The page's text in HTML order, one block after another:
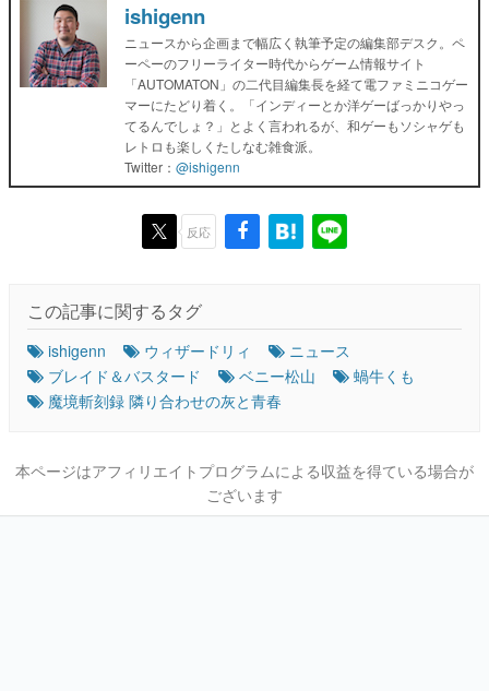
ishigenn
ニュースから企画まで幅広く執筆予定の編集部デスク。ペ
ーペーのフリーライター時代からゲーム情報サイト
「AUTOMATON」の二代目編集長を経て電ファミニコゲー
マーにたどり着く。「インディーとか洋ゲーばっかりやっ
てるんでしょ？」とよく言われるが、和ゲーもソシャゲも
レトロも楽しくたしなむ雑食派。
Twitter： @ishigenn
反応
この記事に関するタグ
ishigenn ウィザードリィ
ニュース
ブレイド＆バスタード
ベニー松山
蝸牛くも
魔境斬刻録 隣り合わせの灰と青春
本ページはアフィリエイトプログラムによる収益を得ている場合が
ございます